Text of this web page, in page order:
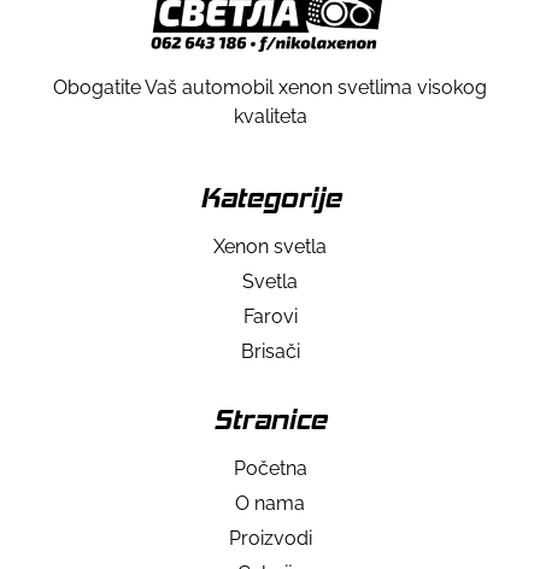
Obogatite Vaš automobil xenon svetlima visokog
kvaliteta
Kategorije
Xenon svetla
Svetla
Farovi
Brisači
Stranice
Početna
O nama
Proizvodi